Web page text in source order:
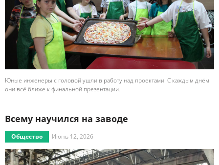
Юные инженеры с головой ушли в работу над проектами. С каждым днём
они всё ближе к финальной презентации.
Всему научился на заводе
Общество Июнь 12, 2026